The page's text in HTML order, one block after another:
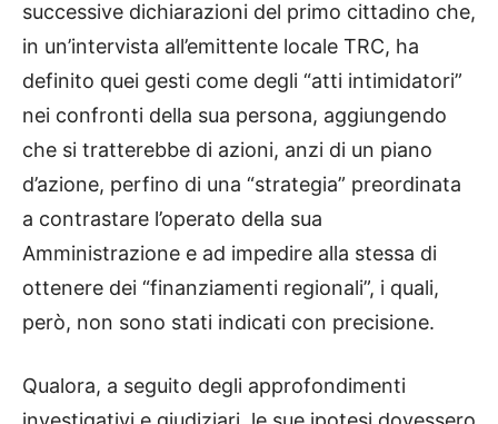
successive dichiarazioni del primo cittadino che,
in un’intervista all’emittente locale TRC, ha
definito quei gesti come degli “atti intimidatori”
nei confronti della sua persona, aggiungendo
che si tratterebbe di azioni, anzi di un piano
d’azione, perfino di una “strategia” preordinata
a contrastare l’operato della sua
Amministrazione e ad impedire alla stessa di
ottenere dei “finanziamenti regionali”, i quali,
però, non sono stati indicati con precisione.
Qualora, a seguito degli approfondimenti